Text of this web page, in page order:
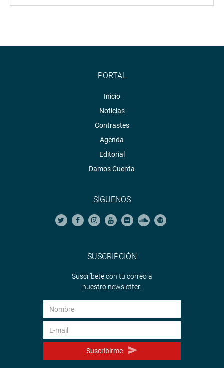
PORTAL
Inicio
Noticias
Contrastes
Agenda
Editorial
Damos Cuenta
SÍGUENOS
SUSCRIPCIÓN
Suscríbete con tu correo a
nuestro newsletter.
Suscribirme